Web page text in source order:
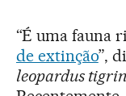
“É uma fauna
de extinção”,
leopardus